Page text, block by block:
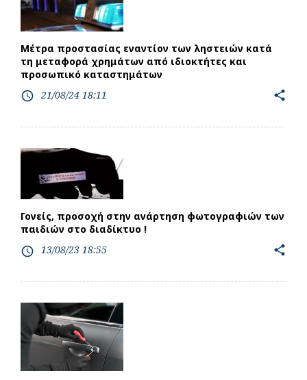
Μέτρα προστασίας εναντίον των ληστειών κατά
τη μεταφορά χρημάτων από ιδιοκτήτες και
προσωπικό καταστημάτων
access_time 21/08/24 18:11 share
Γονείς, προσοχή στην ανάρτηση φωτογραφιών των
παιδιών στο διαδίκτυο !
access_time 13/08/23 18:55 share